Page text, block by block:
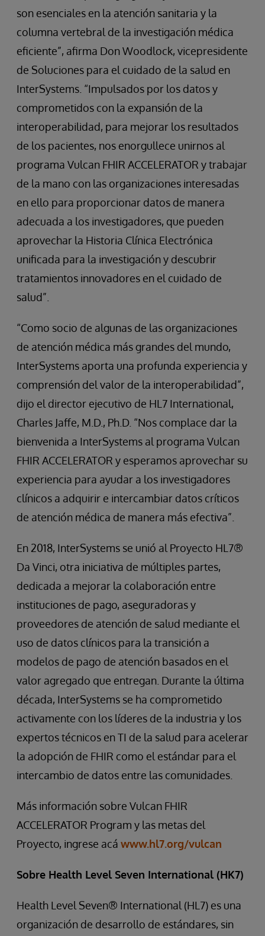
son esenciales en la atención sanitaria y la
columna vertebral de la investigación médica
eficiente”, afirma Don Woodlock, vicepresidente
de Soluciones para el cuidado de la salud en
InterSystems. “Impulsados por los datos y
comprometidos con la expansión de la
interoperabilidad, para mejorar los resultados
de los pacientes, nos enorgullece unirnos al
programa Vulcan FHIR ACCELERATOR y trabajar
de la mano con las organizaciones interesadas
en ello para proporcionar datos de manera
adecuada a los investigadores, que pueden
aprovechar la Historia Clínica Electrónica
unificada para la investigación y descubrir
tratamientos innovadores en el cuidado de
salud”.
“Como socio de algunas de las organizaciones
de atención médica más grandes del mundo,
InterSystems aporta una profunda experiencia y
comprensión del valor de la interoperabilidad”,
dijo el director ejecutivo de HL7 International,
Charles Jaffe, M.D., Ph.D. “Nos complace dar la
bienvenida a InterSystems al programa Vulcan
FHIR ACCELERATOR y esperamos aprovechar su
experiencia para ayudar a los investigadores
clínicos a adquirir e intercambiar datos críticos
de atención médica de manera más efectiva”.
En 2018, InterSystems se unió al Proyecto HL7®
Da Vinci, otra iniciativa de múltiples partes,
dedicada a mejorar la colaboración entre
instituciones de pago, aseguradoras y
proveedores de atención de salud mediante el
uso de datos clínicos para la transición a
modelos de pago de atención basados ​​en el
valor agregado que entregan. Durante la última
década, InterSystems se ha comprometido
activamente con los líderes de la industria y los
expertos técnicos en TI de la salud para acelerar
la adopción de FHIR como el estándar para el
intercambio de datos entre las comunidades.
Más información sobre Vulcan FHIR
ACCELERATOR Program y las metas del
Proyecto, ingrese acá www.hl7.org/vulcan
Sobre Health Level Seven International (HK7)
Health Level Seven® International (HL7) es una
organización de desarrollo de estándares, sin